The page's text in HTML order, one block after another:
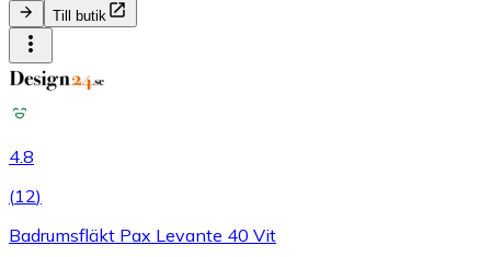
Till butik
4.8
(12)
Badrumsfläkt Pax Levante 40 Vit